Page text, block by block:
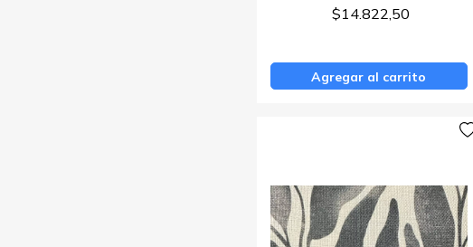
$14.822,50
Agregar al carrito